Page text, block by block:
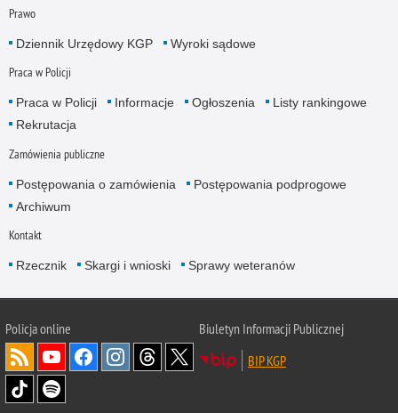
Prawo
Dziennik Urzędowy KGP Wyroki sądowe
Praca w Policji
Praca w Policji Informacje Ogłoszenia
Listy rankingowe
Rekrutacja
Zamówienia publiczne
Postępowania o zamówienia
Postępowania podprogowe
Archiwum
Kontakt
Rzecznik Skargi i wnioski Sprawy weteranów
Policjaonline
Biuletyn Informacji Publicznej
BIP KGP